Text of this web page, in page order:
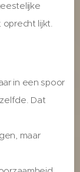
oprecht lijkt.
in een spoor
Dat
maar